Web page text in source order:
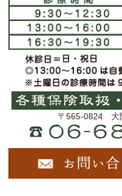
〒565-0824 大